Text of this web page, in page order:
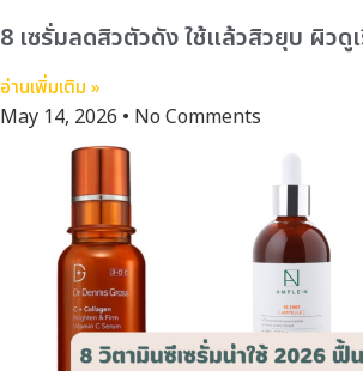
8 เซรั่มลดสิวตัวดัง ใช้แล้วสิวยุบ ผิวดู
อ่านเพิ่มเติม »
May 14, 2026 No Comments